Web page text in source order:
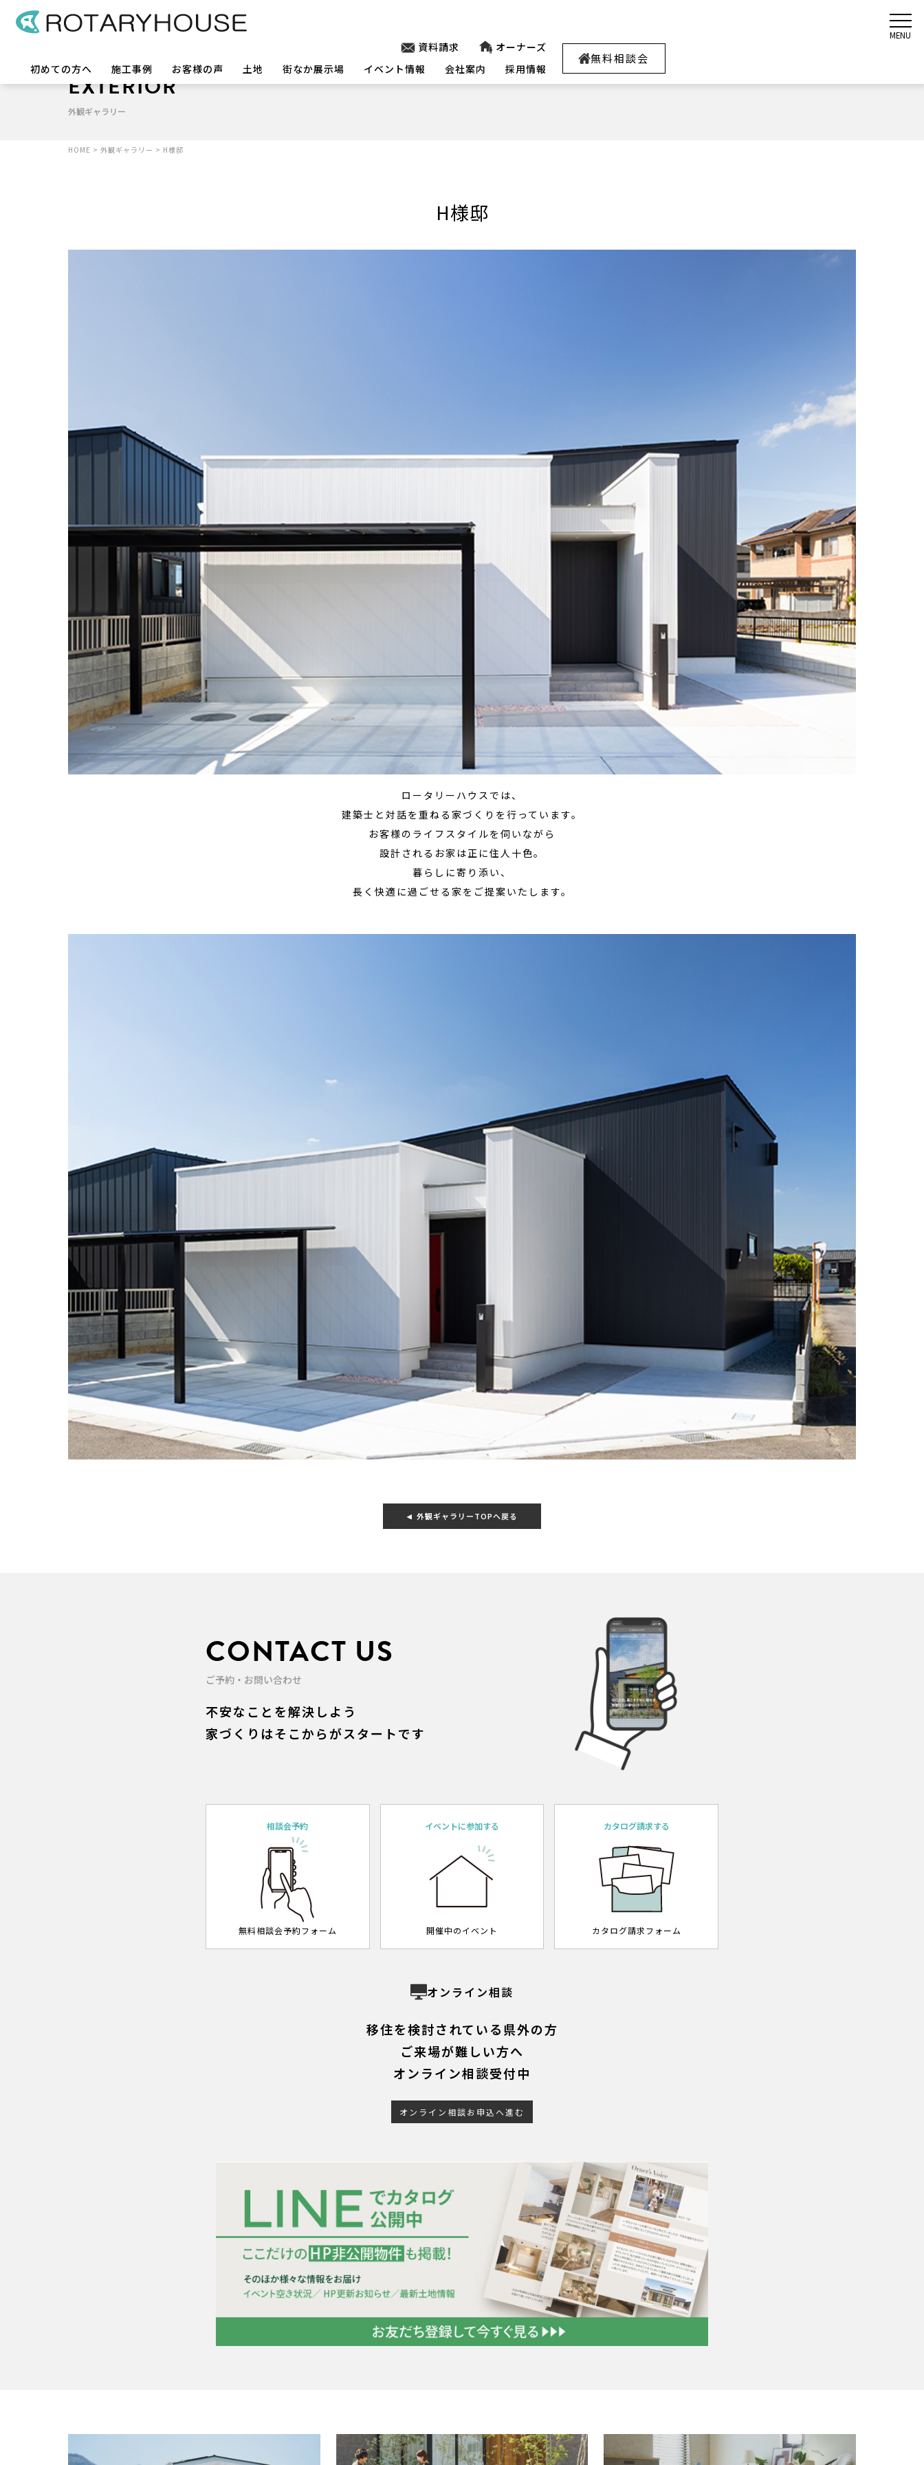
資料請求
オーナーズ
初めての方へ
施工事例 お客様の声 土地 街なか展示場 イベント情報 会社案内 採用情報
無料相談会
MENU
EXTERIOR
外観ギャラリー
HOME > 外観ギャラリー > H様邸
H様邸
ロータリーハウスでは、
建築士と対話を重ねる家づくりを行っています。
お客様のライフスタイルを伺いながら
設計されるお家は正に住人十色。
暮らしに寄り添い、
長く快適に過ごせる家をご提案いたします。
外観ギャラリーTOPへ戻る
CONTACT US
ご予約・お問い合わせ
不安なことを解決しよう
家づくりはそこからがスタートです
相談会予約
無料相談会予約フォーム
イベントに参加する
開催中のイベント
カタログ請求する
カタログ請求フォーム
オンライン相談
移住を検討されている県外の方
ご来場が難しい方へ
オンライン相談受付中
オンライン相談お申込へ進む